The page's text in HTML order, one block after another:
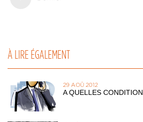
À LIRE ÉGALEMENT
29 AOÛ 2012
A QUELLES